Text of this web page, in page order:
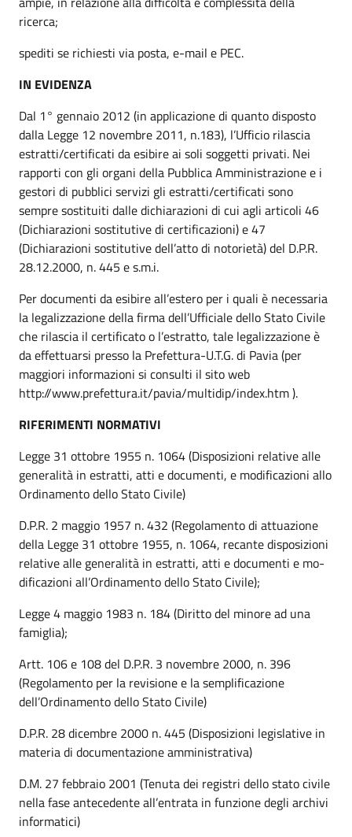
ricerca;
spediti se richiesti via posta, e-mail e PEC.
IN EVIDENZA
Dal 1° gennaio 2012 (in applicazione di quanto disposto
dalla Legge 12 novembre 2011, n.183), l’Ufficio rilascia
estratti/certificati da esibire ai soli soggetti privati. Nei
rapporti con gli organi della Pubblica Amministrazione e i
gestori di pubblici servizi gli estratti/certificati sono
sempre sostituiti dalle dichiarazioni di cui agli articoli 46
(Dichiarazioni sostitutive di certificazioni) e 47
(Dichiarazioni sostitutive dell’atto di notorietà) del D.P.R.
28.12.2000, n. 445 e s.m.i.
Per documenti da esibire all’estero per i quali è necessaria
la legalizzazione della firma dell’Ufficiale dello Stato Civile
che rilascia il certificato o l’estratto, tale legalizzazione è
da effettuarsi presso la Prefettura-U.T.G. di Pavia (per
maggiori informazioni si consulti il sito web
http://www.prefettura.it/pavia/multidip/index.htm ).
RIFERIMENTI NORMATIVI
Legge 31 ottobre 1955 n. 1064 (Disposizioni relative alle
generalità in estratti, atti e documenti, e modificazioni allo
Ordinamento dello Stato Civile)
D.P.R. 2 maggio 1957 n. 432 (Regolamento di attuazione
della Legge 31 ottobre 1955, n. 1064, recante disposizioni
relative alle generalità in estratti, atti e documenti e mo-
dificazioni all’Ordinamento dello Stato Civile);
Legge 4 maggio 1983 n. 184 (Diritto del minore ad una
famiglia);
Artt. 106 e 108 del D.P.R. 3 novembre 2000, n. 396
(Regolamento per la revisione e la semplificazione
dell’Ordinamento dello Stato Civile)
D.P.R. 28 dicembre 2000 n. 445 (Disposizioni legislative in
materia di documentazione amministrativa)
D.M. 27 febbraio 2001 (Tenuta dei registri dello stato civile
nella fase antecedente all’entrata in funzione degli archivi
informatici)